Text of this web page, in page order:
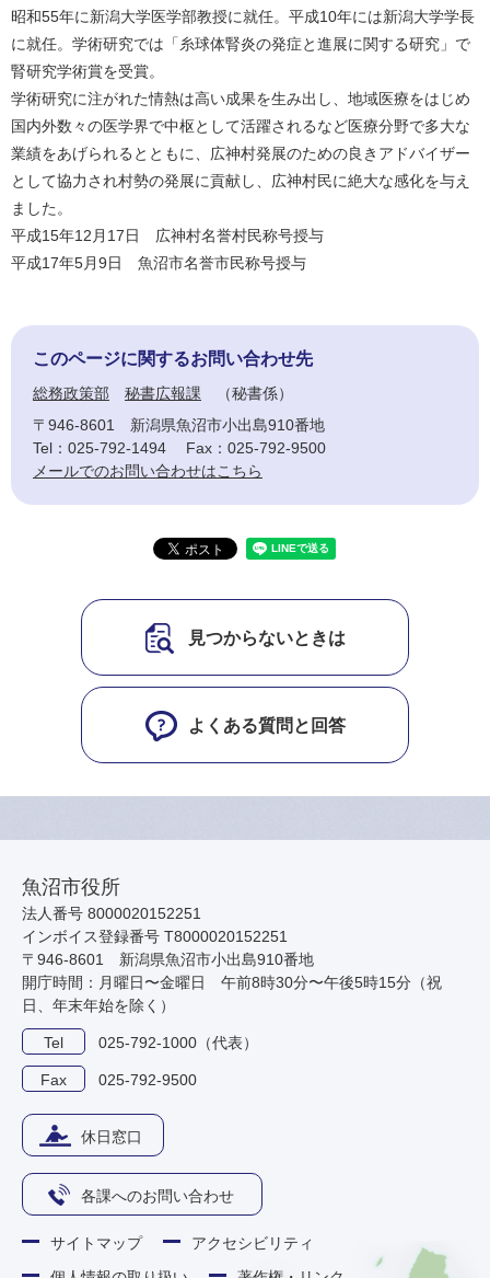
昭和55年に新潟大学医学部教授に就任。平成10年には新潟大学学長
に就任。学術研究では「糸球体腎炎の発症と進展に関する研究」で
腎研究学術賞を受賞。
学術研究に注がれた情熱は高い成果を生み出し、地域医療をはじめ
国内外数々の医学界で中枢として活躍されるなど医療分野で多大な
業績をあげられるとともに、広神村発展のための良きアドバイザー
として協力され村勢の発展に貢献し、広神村民に絶大な感化を与え
ました。
平成15年12月17日 広神村名誉村民称号授与
平成17年5月9日 魚沼市名誉市民称号授与
このページに関するお問い合わせ先
総務政策部 秘書広報課
秘書係
〒946-8601
新潟県魚沼市小出島910番地
Tel：025-792-1494
Fax：025-792-9500
メールでのお問い合わせはこちら
見つからないときは
よくある質問と回答
魚沼市役所
法人番号 8000020152251
インボイス登録番号 T8000020152251
〒946-8601 新潟県魚沼市小出島910番地
開庁時間：月曜日〜金曜日 午前8時30分〜午後5時15分（祝
日、年末年始を除く）
Tel 025-792-1000（代表）
Fax 025-792-9500
休日窓口
各課へのお問い合わせ
サイトマップ
アクセシビリティ